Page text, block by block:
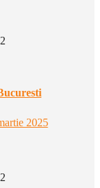
2025